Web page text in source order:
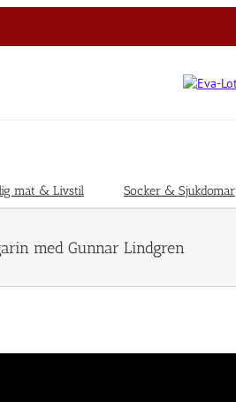
mat & Livstil Socker & Sjukdomar
med Gunnar Lindgren